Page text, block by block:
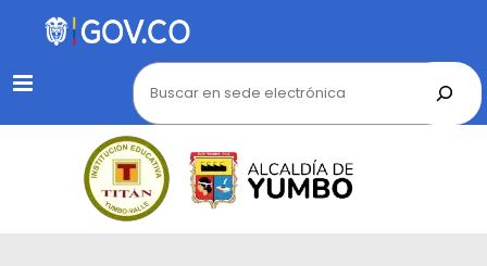
Menu